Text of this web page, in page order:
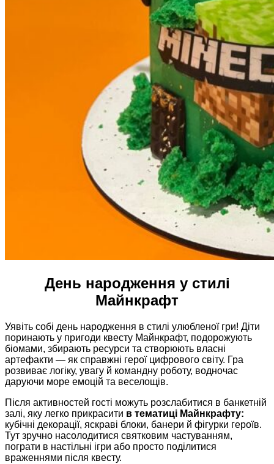
День народження у стилі
Майнкрафт
Уявіть собі день народження в стилі улюбленої гри! Діти
поринають у пригоди квесту Майнкрафт, подорожують
біомами, збирають ресурси та створюють власні
артефакти — як справжні герої цифрового світу. Гра
розвиває логіку, увагу й командну роботу, водночас
даруючи море емоцій та веселощів.
Після активностей гості можуть розслабитися в банкетній
залі, яку легко прикрасити в тематиці Майнкрафту:
кубічні декорації, яскраві блоки, банери й фігурки героїв.
Тут зручно насолодитися святковим частуванням,
пограти в настільні ігри або просто поділитися
враженнями після квесту.